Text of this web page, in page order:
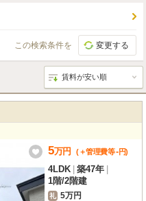
この検索条件を 変更する
5万円 (＋管理費等-円)
4LDK 築47年
1階/2階建
礼 5万円